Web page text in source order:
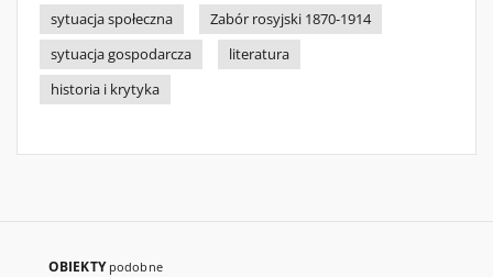
sytuacja społeczna
Zabór rosyjski 1870-1914
sytuacja gospodarcza
literatura
historia i krytyka
OBIEKTY podobne